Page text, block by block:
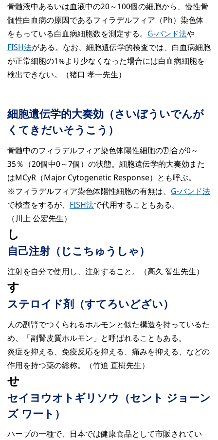
骨髄液中あるいは血液中の20～100個の細胞から、慢性骨
髄性白血病の原因であるフィラデルフィア（Ph）染色体
をもっている白血病細胞数を測定する。 G-バンド法や
FISH法がある。なお、細胞遺伝学的検査では、白血病細胞
が正常細胞の1%より少なくなった場合には白血病細胞を
検出できない。（猪口 孝一先生）
細胞遺伝学的大奏効（さいぼういでんが
くてきだいそうこう）
骨髄中のフィラデルフィア染色体陽性細胞の割合が0～
35％（20個中0～7個）の状態。細胞遺伝学的大奏効また
はMCyR（Major Cytogenetic Response）とも呼ぶ。
※フィラデルフィア染色体陽性細胞の有無は、 G-バンド法
で検査をするが、 FISH法で代用することもある。
（川上 公宏先生）
し
自己注射（じこちゅうしゃ）
注射を自分で使用し、注射すること。（高久 智生先生）
す
ステロイド剤（すてろいどざい）
人の副腎でつくられるホルモンと似た構造を持っているた
め、「副腎皮質ホルモン」と呼ばれることもある。
炎症を抑える、免疫反応を抑える、痛みを抑える、などの
作用を持つ薬の総称。（竹迫 直樹先生）
せ
セイヨウオトギリソウ（セント ジョーン
ズ ワート）
ハーブの一種で、日本では健康食品として市販されてい